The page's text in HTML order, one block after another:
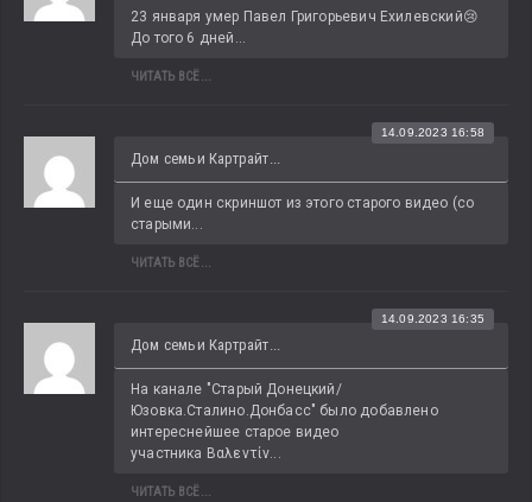
23 января умер Павел Григорьевич Ехилевский😢
До того 6 дней...
ЧИТАТЬ ВСЁ...
Дом семьи Картрайт...
14.09.2023 16:58
И еще один скриншот из этого старого видео (со
старыми...
ЧИТАТЬ ВСЁ...
Дом семьи Картрайт...
14.09.2023 16:35
На канале "Старый Донецкий/
Юзовка.Сталино.Донбасс" было добавлено
интереснейшее старое видео
участника Βαλεντίν...
ЧИТАТЬ ВСЁ...